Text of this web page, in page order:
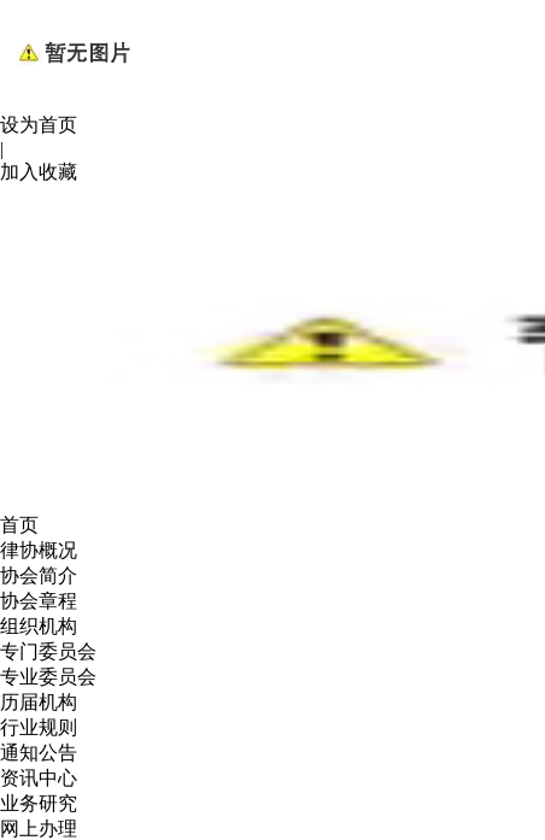
设为首页
|
加入收藏
首页
律协概况
协会简介
协会章程
组织机构
专门委员会
专业委员会
历届机构
行业规则
通知公告
资讯中心
业务研究
网上办理